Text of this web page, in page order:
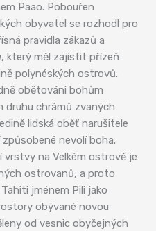
Paao. Pobouřen
obyvatel se rozhodl pro
pravidla zákazů a
, který měl zajistit přízeň
polynéských ostrovů.
obětováni bohům
druhu chrámů zvaných
lidská oběť narušitele
nevolí boha.
vrstvy na Velkém ostrově je
ostrovanů, a proto
jménem Pili jako
obývané novou
od vesnic obyčejných